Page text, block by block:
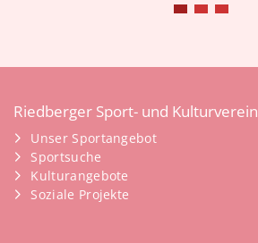
Riedberger Sport- und Kulturverein
Unser Sportangebot
Sportsuche
Kulturangebote
Soziale Projekte